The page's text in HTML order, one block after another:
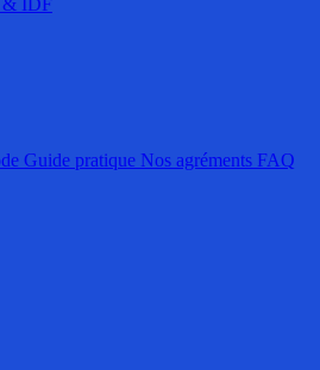
Guide pratique Nos agréments FAQ